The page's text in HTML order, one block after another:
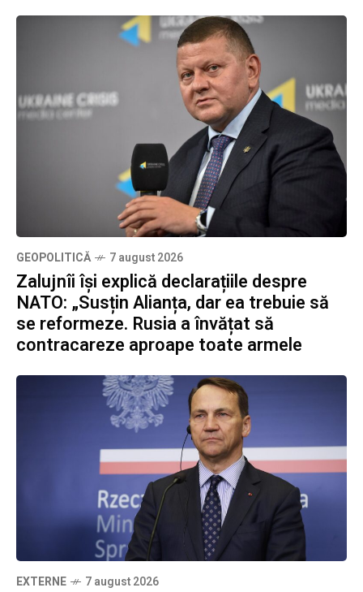
GEOPOLITICĂ 7 august 2026
Zalujnîi își explică declarațiile despre
NATO: „Susțin Alianța, dar ea trebuie să
se reformeze. Rusia a învățat să
contracareze aproape toate armele
EXTERNE 7 august 2026